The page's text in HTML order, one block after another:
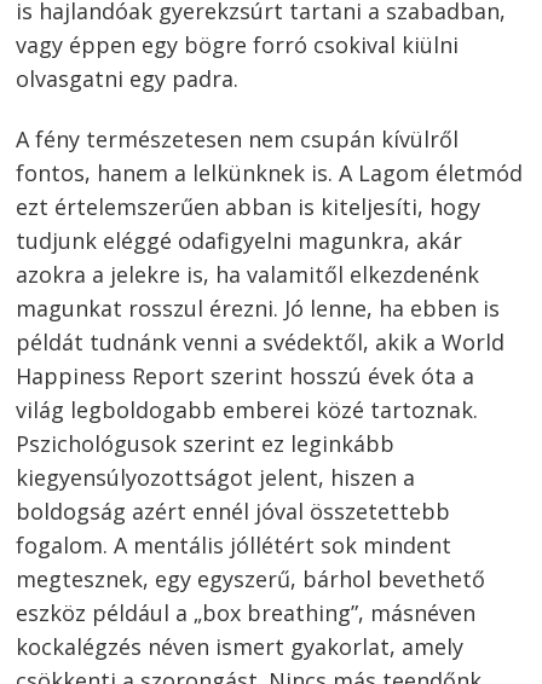
is hajlandóak gyerekzsúrt tartani a szabadban,
vagy éppen egy bögre forró csokival kiülni
olvasgatni egy padra.
A fény természetesen nem csupán kívülről
fontos, hanem a lelkünknek is. A Lagom életmód
ezt értelemszerűen abban is kiteljesíti, hogy
tudjunk eléggé odafigyelni magunkra, akár
azokra a jelekre is, ha valamitől elkezdenénk
magunkat rosszul érezni. Jó lenne, ha ebben is
példát tudnánk venni a svédektől, akik a World
Happiness Report szerint hosszú évek óta a
világ legboldogabb emberei közé tartoznak.
Pszichológusok szerint ez leginkább
kiegyensúlyozottságot jelent, hiszen a
boldogság azért ennél jóval összetettebb
fogalom. A mentális jóllétért sok mindent
megtesznek, egy egyszerű, bárhol bevethető
eszköz például a „box breathing”, másnéven
kockalégzés néven ismert gyakorlat, amely